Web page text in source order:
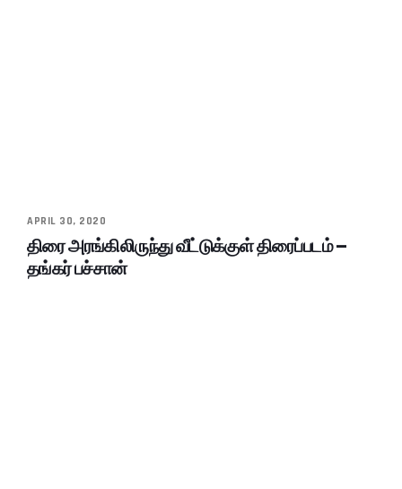
APRIL 30, 2020
திரை அரங்கிலிருந்து வீட்டுக்குள் திரைப்படம் –
தங்கர் பச்சான்